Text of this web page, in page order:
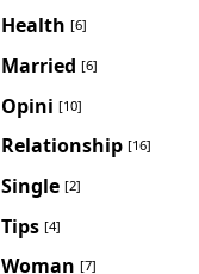
Health [6]
Married [6]
Opini [10]
Relationship [16]
Single [2]
Tips [4]
Woman [7]